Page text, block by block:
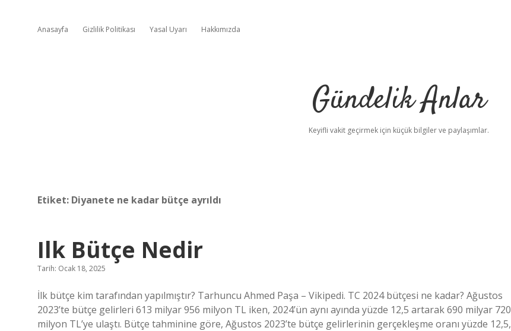
Anasayfa Gizlilik Politikası Yasal Uyarı Hakkımızda
Gündelik Anlar
Keyifli vakit geçirmek için küçük bilgiler ve paylaşımlar.
Etiket: Diyanete ne kadar bütçe ayrıldı
Ilk Bütçe Nedir
Tarih: Ocak 18, 2025
İlk bütçe kim tarafından yapılmıştır? Tarhuncu Ahmed Paşa – Vikipedi. TC 2024 bütçesi ne kadar? Ağustos
2023’te bütçe gelirleri 613 milyar 956 milyon TL iken, 2024’ün aynı ayında yüzde 12,5 artarak 690 milyar 720
milyon TL’ye ulaştı. Bütçe tahminine göre, Ağustos 2023’te bütçe gelirlerinin gerçekleşme oranı yüzde 12,5,